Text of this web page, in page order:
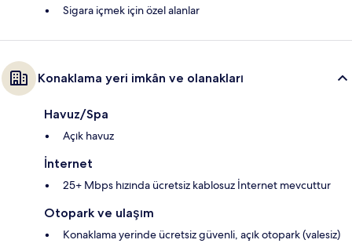
Sigara içmek için özel alanlar
Konaklama yeri imkân ve olanakları
Havuz/Spa
Açık havuz
İnternet
25+ Mbps hızında ücretsiz kablosuz İnternet mevcuttur
Otopark ve ulaşım
Konaklama yerinde ücretsiz güvenli, açık otopark (valesiz)